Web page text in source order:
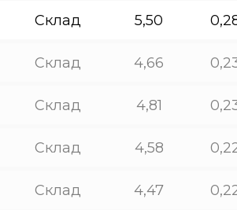
Склад 5,50
Склад 4,66
Склад 4,81
Склад 4,58
Склад 4,47